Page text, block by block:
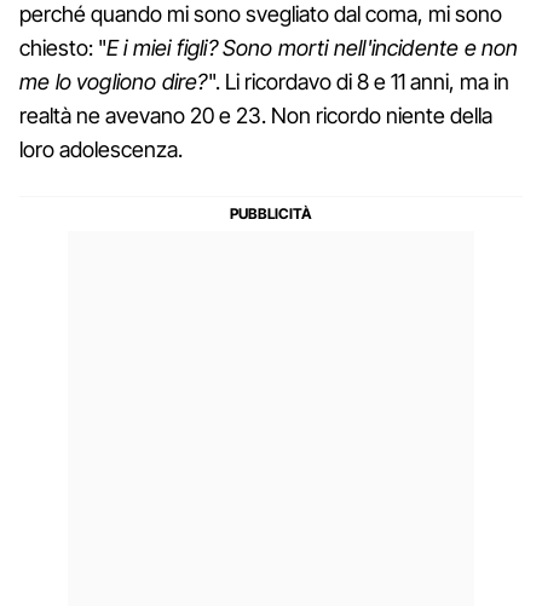
perché quando mi sono svegliato dal coma, mi sono
chiesto: "E i miei figli? Sono morti nell'incidente e non
me lo vogliono dire?". Li ricordavo di 8 e 11 anni, ma in
realtà ne avevano 20 e 23. Non ricordo niente della
loro adolescenza.